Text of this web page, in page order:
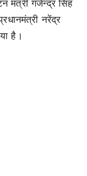
मंत्री गजेन्द्र सिंह
नरेंद्र
है।